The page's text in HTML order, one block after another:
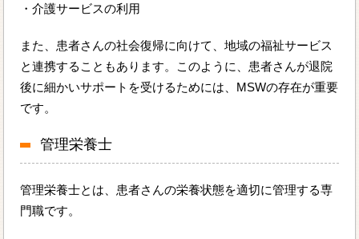
・介護サービスの利用
また、患者さんの社会復帰に向けて、地域の福祉サービス
と連携することもあります。このように、患者さんが退院
後に細かいサポートを受けるためには、MSWの存在が重要
です。
管理栄養士
管理栄養士とは、患者さんの栄養状態を適切に管理する専
門職です。